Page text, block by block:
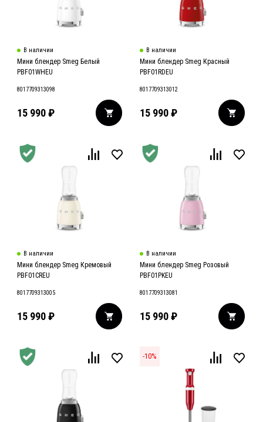
В наличии
Мини блендер Smeg Белый
PBF01WHEU
8017709313098
15 990₽
В наличии
Мини блендер Smeg Красный
PBF01RDEU
8017709313012
15 990 ₽
В наличии
Мини блендер Smeg Кремовый
PBF01CREU
8017709313005
15 990₽
В наличии
Мини блендер Smeg Розовый
PBF01PKEU
8017709313081
15 990 ₽
-10%